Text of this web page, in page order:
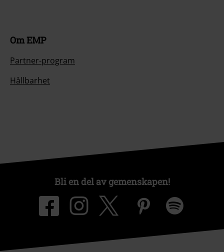
Om EMP
Partner-program
Hållbarhet
Bli en del av gemenskapen!